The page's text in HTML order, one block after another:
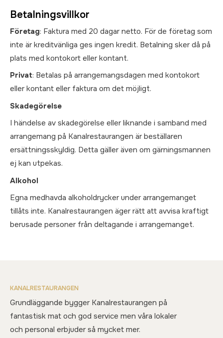
Betalningsvillkor
Företag: Faktura med 20 dagar netto. För de företag som
inte är kreditvänliga ges ingen kredit. Betalning sker då på
plats med kontokort eller kontant.
Privat: Betalas på arrangemangsdagen med kontokort
eller kontant eller faktura om det möjligt.
Skadegörelse
I händelse av skadegörelse eller liknande i samband med
arrangemang på Kanalrestaurangen är beställaren
ersättningsskyldig. Detta gäller även om gärningsmannen
ej kan utpekas.
Alkohol
Egna medhavda alkoholdrycker under arrangemanget
tillåts inte. Kanalrestaurangen äger rätt att avvisa kraftigt
berusade personer från deltagande i arrangemanget.
KANALRESTAURANGEN
Grundläggande bygger Kanalrestaurangen på
fantastisk mat och god service men våra lokaler
och personal erbjuder så mycket mer.